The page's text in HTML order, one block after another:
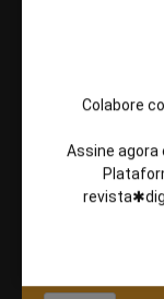
Colabore
Assine agora
sempre, o cuidado
vídeos. Você terá
contemporânea,
Newsletter
Cadastre-